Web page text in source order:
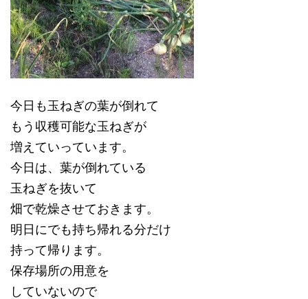
今日も玉ねぎの葉が倒れて
もう収穫可能な玉ねぎが
増えていっています。
今日は、葉が倒れている
玉ねぎを抜いて
畑で乾燥させておきます。
明日にでも持ち帰れる分だけ
持って帰ります。
保存場所の用意を
していないので